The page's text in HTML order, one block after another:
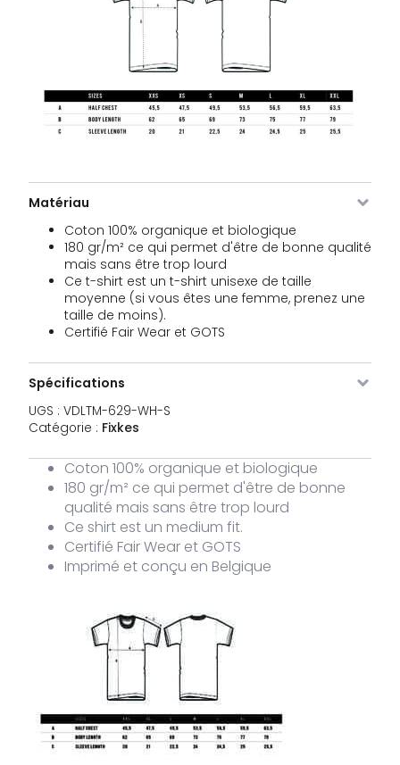
Matériau
Coton 100% organique et biologique
180 gr/m² ce qui permet d'être de bonne qualité
mais sans être trop lourd
Ce t-shirt est un t-shirt unisexe de taille
moyenne (si vous êtes une femme, prenez une
taille de moins).
Certifié Fair Wear et GOTS
Spécifications
UGS : VDLTM-629-WH-S
Catégorie : Fixkes
Coton 100% organique et biologique
180 gr/m² ce qui permet d'être de bonne
qualité mais sans être trop lourd
Ce shirt est un medium fit.
Certifié Fair Wear et GOTS
Imprimé et conçu en Belgique
629-
VDLTM-
629-
WH-S
blanc S
VDLTM-
WH-M
blanc M
VDLTM-
629-
WH-L
blanc
VDLTM-
629-
WH-XL
blanc XL En stock
VDLTM-
629-
WH-XXL
blanc XXL